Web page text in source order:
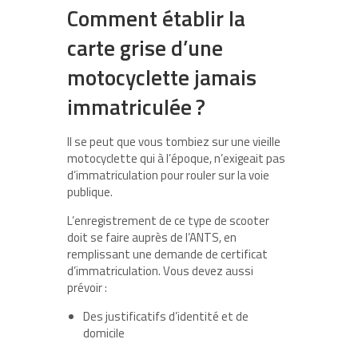
Comment établir la
carte grise d’une
motocyclette jamais
immatriculée ?
Il se peut que vous tombiez sur une vieille
motocyclette qui à l’époque, n’exigeait pas
d’immatriculation pour rouler sur la voie
publique.
L’enregistrement de ce type de scooter
doit se faire auprès de l’ANTS, en
remplissant une demande de certificat
d’immatriculation. Vous devez aussi
prévoir :
Des justificatifs d’identité et de
domicile